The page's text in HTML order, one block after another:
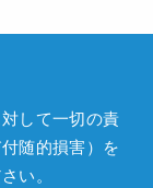
して一切の責
随的損害）を
い。